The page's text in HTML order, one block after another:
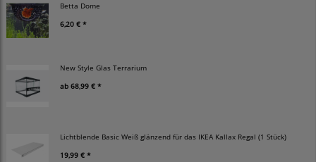
Betta Dome
6,20 € *
New Style Glas Terrarium
ab 68,99 € *
Lichtblende Basic Weiß glänzend für das IKEA Kallax Regal (1 Stück)
19,99 € *